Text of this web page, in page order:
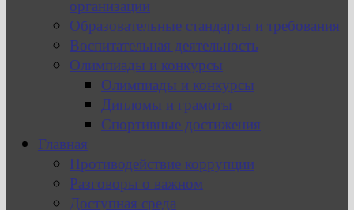
организации
Образовательные стандарты и требования
Воспитательная деятельность
Олимпиады и конкурсы
Олимпиады и конкурсы
Дипломы и грамоты
Спортивные достижения
Главная
Противодействие коррупции
Разговоры о важном
Доступная среда